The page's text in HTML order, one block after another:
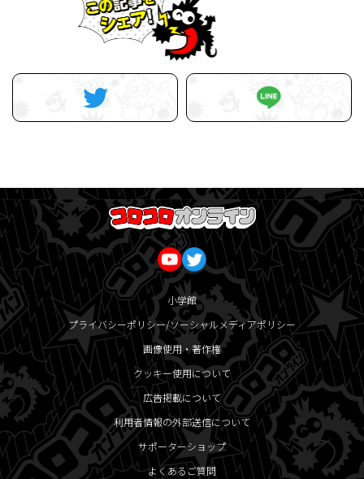
小学館
プライバシーポリシー/ソーシャルメディアポリシー
画像使用・著作権
クッキー使用について
広告掲載について
利用者情報の外部送信について
サポーターショップ
よくあるご質問